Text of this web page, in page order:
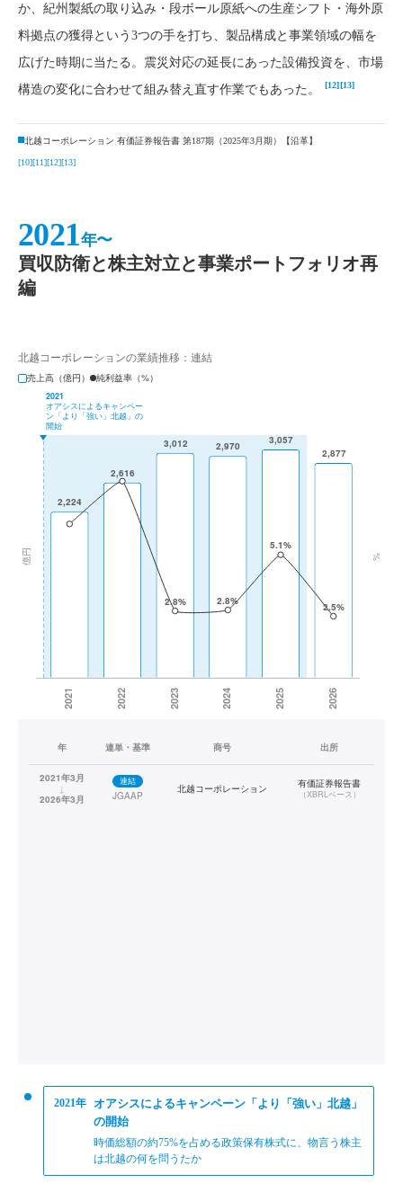
か、紀州製紙の取り込み・段ボール原紙への生産シフト・海外原
料拠点の獲得という3つの手を打ち、製品構成と事業領域の幅を
広げた時期に当たる。震災対応の延長にあった設備投資を、市場
構造の変化に合わせて組み替え直す作業でもあった。
[12][13]
北越コーポレーション 有価証券報告書 第187期（2025年3月期）【沿革】
[10][11][12][13]
2021年〜
買収防衛と株主対立と事業ポートフォリオ再
編
北越コーポレーションの業績推移：連結
売上高（億円）
純利益率（%）
年 連単・基準 商号 出所
2021年3月
↓
2026年3月
連結
JGAAP
北越コーポレーション 有価証券報告書
（XBRLベース）
2021年 オアシスによるキャンペーン「より「強い」北越」
の開始
時価総額の約75%を占める政策保有株式に、物言う株主
は北越の何を問うたか